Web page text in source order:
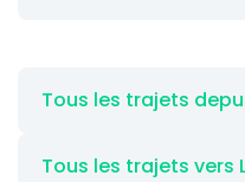
Tous les trajets
Tous les trajets vers